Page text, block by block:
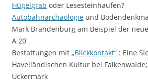
Hügelgrab oder Lesesteinhaufen?
Autobahnarchäologie und
Mark Brandenburg am Beispiel der
A 20
Bestattungen mit „Blickkontakt“ : Eine
Havelländischen Kultur bei
Uckermark